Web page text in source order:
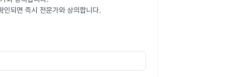
되면 즉시 전문가와 상의합니다.